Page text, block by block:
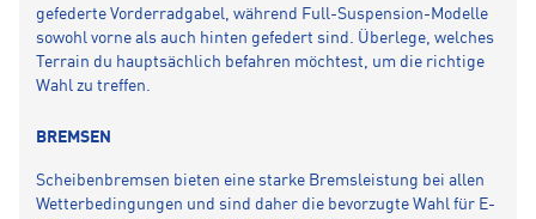
gefederte Vorderradgabel, während Full-Suspension-Modelle
sowohl vorne als auch hinten gefedert sind. Überlege, welches
Terrain du hauptsächlich befahren möchtest, um die richtige
Wahl zu treffen.
BREMSEN
Scheibenbremsen bieten eine starke Bremsleistung bei allen
Wetterbedingungen und sind daher die bevorzugte Wahl für E-